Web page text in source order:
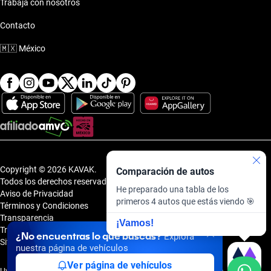
¿No encuentras lo que buscas? Explora
nuestra página de vehículos
Ver página de vehículos
Comparación de autos
He preparado una tabla de los
primeros 4 autos que estás viendo 🎯
¡Vamos!
Trabaja con nosotros
Contacto
🇲🇽 México
Copyright © 2026 KAVAK.
Todos los derechos reservados.
Aviso de Privacidad
Términos y Condiciones
Transparencia
Transparencia Financiera
Sitemap